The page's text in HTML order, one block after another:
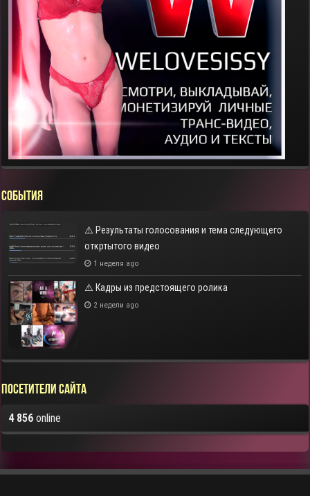
СОБЫТИЯ
⚠️ Результаты голосования и тема следующего
откртытого видео
1 неделя ago
⚠️ Кадры из предстоящего ролика
2 недели ago
Посетители сайта
4 856 online